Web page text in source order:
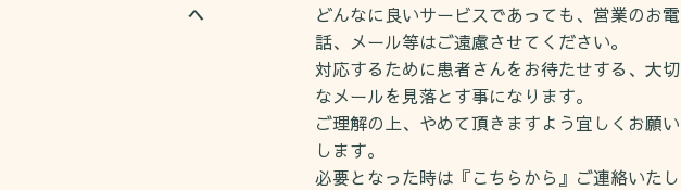
へ
どんなに良いサービスであっても、営業のお電
話、メール等はご遠慮させてください。
対応するために患者さんをお待たせする、大切
なメールを見落とす事になります。
ご理解の上、やめて頂きますよう宜しくお願い
します。
必要となった時は『こちらから』ご連絡いたし